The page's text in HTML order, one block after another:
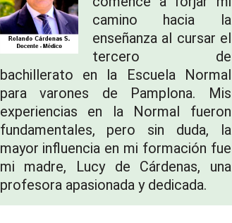
camino hacia la
enseñanza al cursar el
tercero de
bachillerato en la Escuela Normal
para varones de Pamplona. Mis
experiencias en la Normal fueron
fundamentales, pero sin duda, la
mayor influencia en mi formación fue
mi madre, Lucy de Cárdenas, una
profesora apasionada y dedicada.